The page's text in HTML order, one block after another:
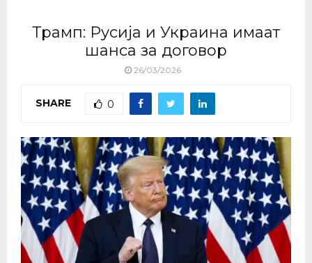
Трамп: Русија и Украина имаат
шанса за договор
26/03/2026
SHARE 0